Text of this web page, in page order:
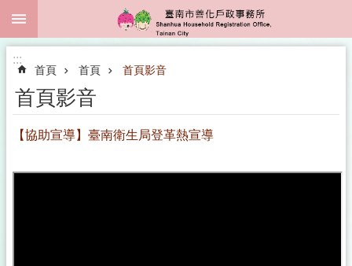
跳到主要內容區塊
:::
首頁 首頁 首頁影音
首頁影音
【協助宣導】臺南衛生局登革熱宣導